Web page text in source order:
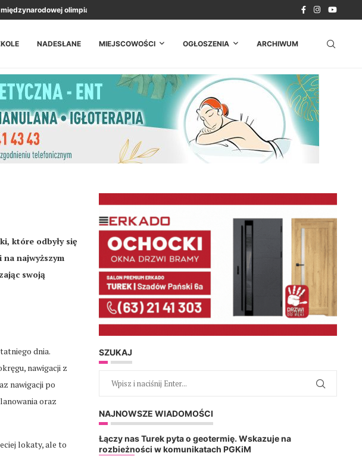
olimpiady. Strażacy z...
NADESŁANE MIEJSCOWOŚCI OGŁOSZENIA ARCHIWUM
które odbyły się
najwyższym
swoją
dnia.
nawigacji z
nawigacji po
oraz
lokaty, ale to
SZUKAJ
NAJNOWSZE WIADOMOŚCI
Łączy nas Turek pyta o geotermię. Wskazuje na
rozbieżności w komunikatach PGKiM